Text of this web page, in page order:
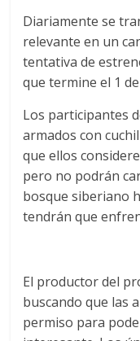
Diariamente se
relevante en un
tentativa de
que termine el 1
Los participantes
armados con
que ellos
pero no podrán
bosque siberiano
tendrán que
El productor del
buscando que las
permiso para